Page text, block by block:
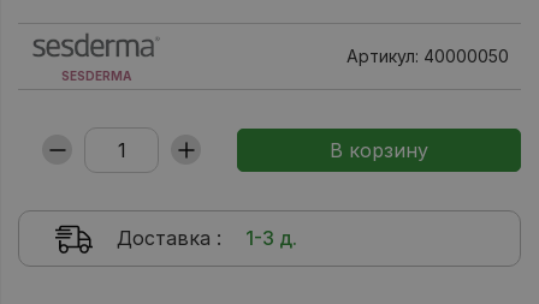
SESDERMA
Артикул: 40000050
Доставка : 1-3 д.